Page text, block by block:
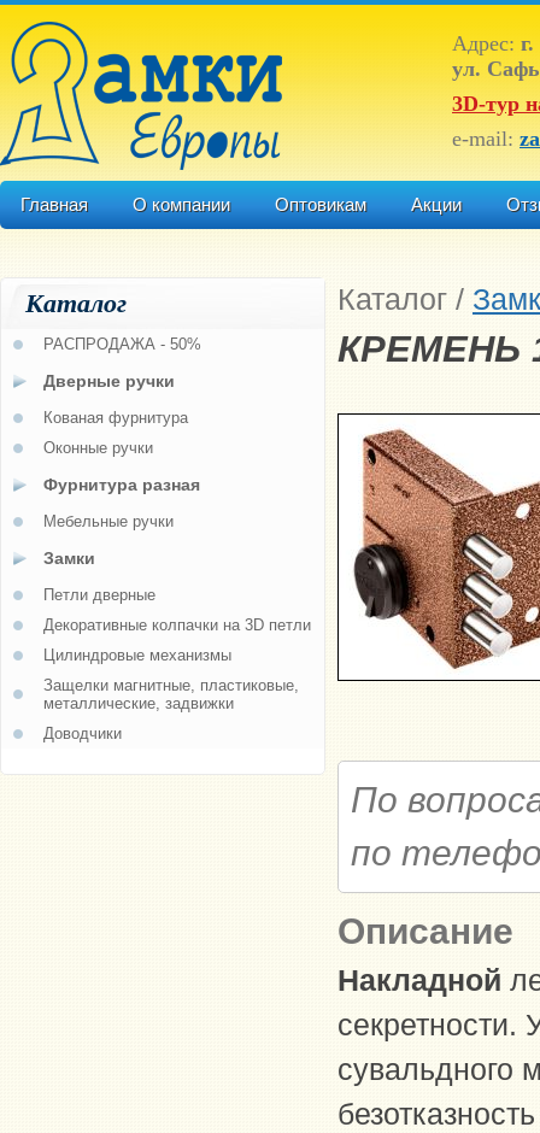
Адрес:
ул.
3D-тур
e-mail:
Главная О компании Оптовикам Акции
Каталог /
КРЕМЕНЬ
По
по
Описание
Накладной
секретности.
сувальдного
Каталог
РАСПРОДАЖА - 50%
Дверные ручки
Кованая фурнитура
Оконные ручки
Фурнитура разная
Мебельные ручки
Замки
Петли дверные
Декоративные колпачки на 3D петли
Цилиндровые механизмы
Защелки магнитные, пластиковые,
металлические, задвижки
Доводчики